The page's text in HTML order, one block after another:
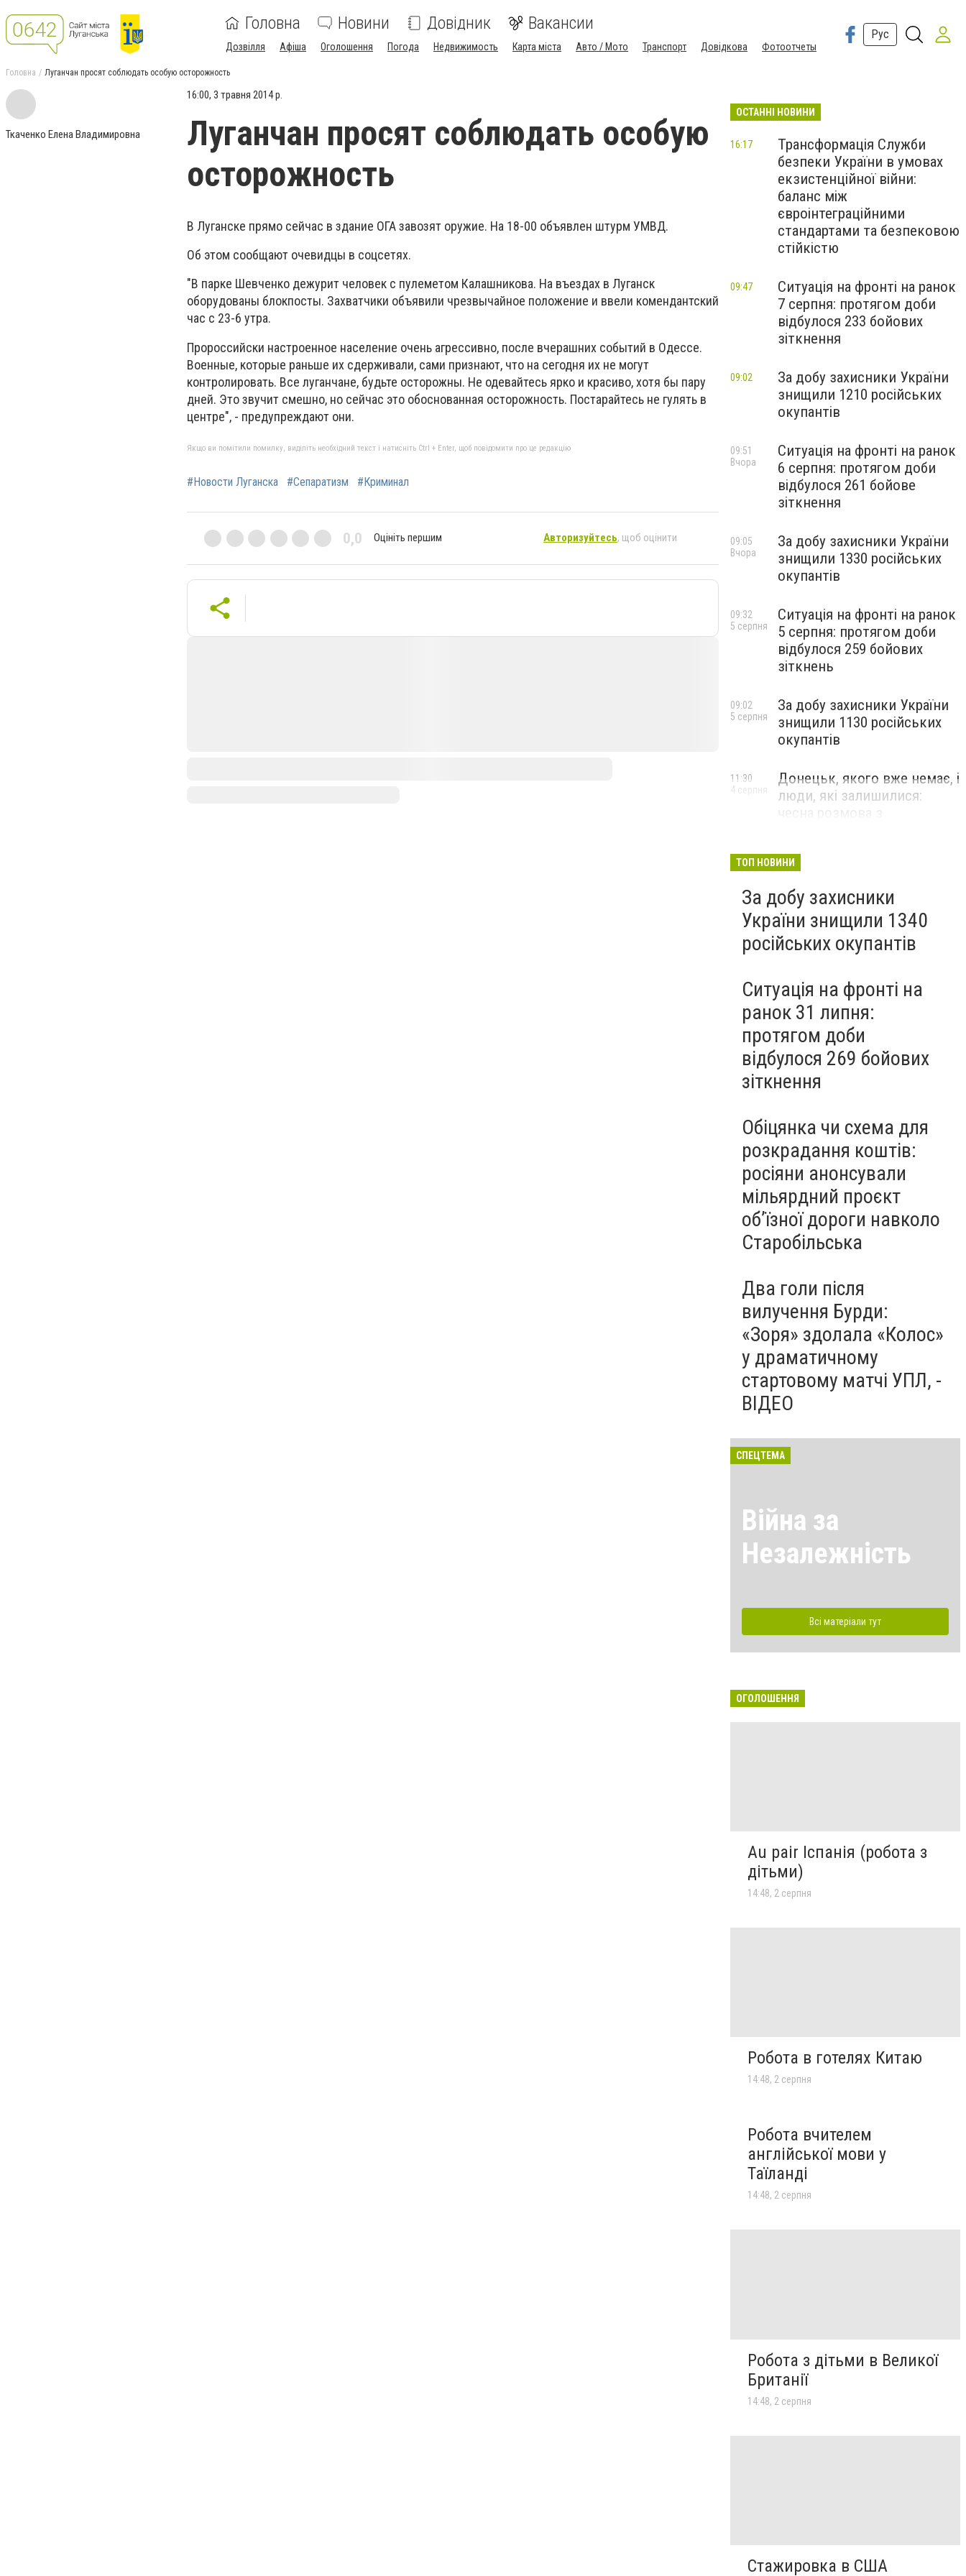
Головна Новини Довідник Вакансии
Дозвілля Афіша Оголошення Погода Недвижимость Карта міста Авто / Мото Транспорт Довідкова Фотоотчеты
Рус
Головна Луганчан просят соблюдать особую осторожность
Ткаченко Елена Владимировна
16:00, 3 травня 2014 р.
Луганчан просят соблюдать особую
осторожность
В Луганске прямо сейчас в здание ОГА завозят оружие. На 18-00 объявлен штурм УМВД.
Об этом сообщают очевидцы в соцсетях.
"В парке Шевченко дежурит человек с пулеметом Калашникова. На въездах в Луганск
оборудованы блокпосты. Захватчики объявили чрезвычайное положение и ввели комендантский
час с 23-6 утра.
Пророссийски настроенное население очень агрессивно, после вчерашних событий в Одессе.
Военные, которые раньше их сдерживали, сами признают, что на сегодня их не могут
контролировать. Все луганчане, будьте осторожны. Не одевайтесь ярко и красиво, хотя бы пару
дней. Это звучит смешно, но сейчас это обоснованная осторожность. Постарайтесь не гулять в
центре", - предупреждают они.
Якщо ви помітили помилку, виділіть необхідний текст і натисніть Ctrl + Enter, щоб повідомити про це редакцію
#Новости Луганска #Сепаратизм #Криминал
0,0 Оцініть першим Авторизуйтесь, щоб оцінити
ОСТАННІ НОВИНИ
Трансформація Служби
безпеки України в умовах
екзистенційної війни:
баланс між
євроінтеграційними
стандартами та безпековою
стійкістю
16:17
Ситуація на фронті на ранок
7 серпня: протягом доби
відбулося 233 бойових
зіткнення
09:47
За добу захисники України
знищили 1210 російських
окупантів
09:02
Ситуація на фронті на ранок
6 серпня: протягом доби
відбулося 261 бойове
зіткнення
09:51
Вчора
За добу захисники України
знищили 1330 російських
окупантів
09:05
Вчора
Ситуація на фронті на ранок
5 серпня: протягом доби
відбулося 259 бойових
зіткнень
09:32
5 серпня
За добу захисники України
знищили 1130 російських
окупантів
09:02
5 серпня
Донецьк, якого вже немає, і
люди, які залишилися:
11:30
4 серпня
ТОП НОВИНИ
За добу захисники
України знищили 1340
російських окупантів
Ситуація на фронті на
ранок 31 липня:
протягом доби
відбулося 269 бойових
зіткнення
Обіцянка чи схема для
розкрадання коштів:
росіяни анонсували
мільярдний проєкт
об’їзної дороги навколо
Старобільська
Два голи після
вилучення Бурди:
«Зоря» здолала «Колос»
у драматичному
стартовому матчі УПЛ, -
ВІДЕО
СПЕЦТЕМА
Війна за
Незалежність
Всі матеріали тут
ОГОЛОШЕННЯ
Au pair Іспанія (робота з
дітьми)
14:48, 2 серпня
Робота в готелях Китаю
14:48, 2 серпня
Робота вчителем
англійської мови у
Таїланді
14:48, 2 серпня
Робота з дітьми в Великої
Британії
14:48, 2 серпня
Стажировка в США